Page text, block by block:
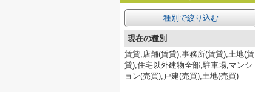
種別で絞り込む
現在の種別
賃貸,店舗(賃貸),事務所(賃貸),土地(賃
貸),住宅以外建物全部,駐車場,マンシ
ョン(売買),戸建(売買),土地(売買)